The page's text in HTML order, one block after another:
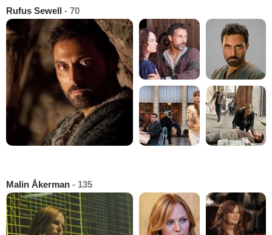
Rufus Sewell - 70
Malin Åkerman - 135